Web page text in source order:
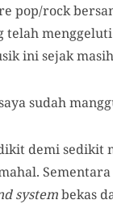
pop/rock
telah
ini sejak
sudah
demi
systembekas